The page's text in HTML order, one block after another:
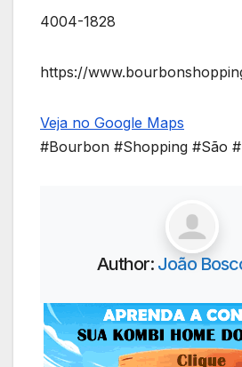
4004-1828
https://
Veja no Google Maps
#Bourbon #Shopping #São
Author: João